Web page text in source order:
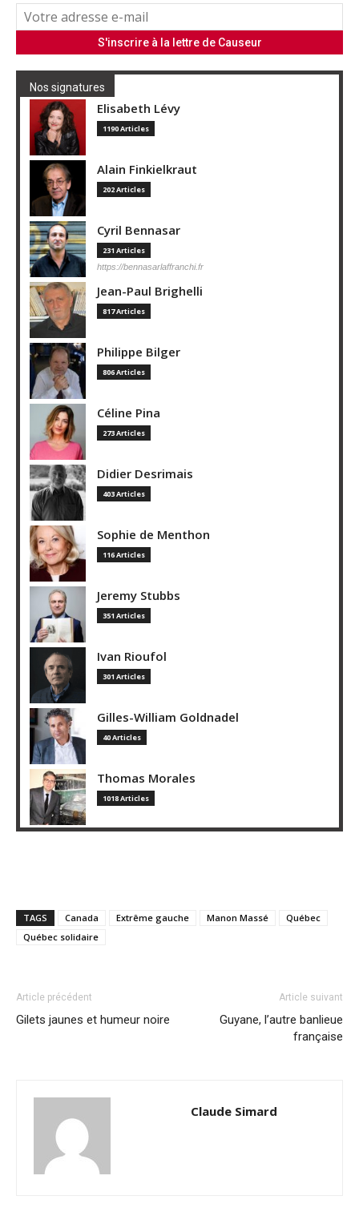
Nos signatures
Elisabeth Lévy
1190 Articles
Alain Finkielkraut
202 Articles
Cyril Bennasar
231 Articles
https://bennasarlaffranchi.fr
Jean-Paul Brighelli
817 Articles
Philippe Bilger
806 Articles
Céline Pina
273 Articles
Didier Desrimais
403 Articles
Sophie de Menthon
116 Articles
Jeremy Stubbs
351 Articles
Ivan Rioufol
301 Articles
Gilles-William Goldnadel
40 Articles
Thomas Morales
1018 Articles
TAGS Canada Extrême gauche Manon Massé
Québec
Québec solidaire
Article précédent
Gilets jaunes et humeur noire
Article suivant
Guyane, l’autre banlieue
française
Claude Simard